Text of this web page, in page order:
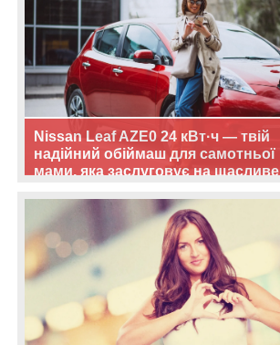
Nissan Leaf AZE0 24 кВт·ч — твій
надійний обіймаш для самотньої
мами, яка заслуговує на щасливе